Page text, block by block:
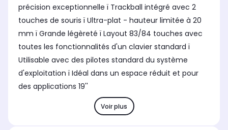
précision exceptionnelle ï Trackball intégré avec 2
touches de souris ï Ultra-plat - hauteur limitée à 20
mm ï Grande légèreté ï Layout 83/84 touches avec
toutes les fonctionnalités d'un clavier standard ï
Utilisable avec des pilotes standard du système
d'exploitation ï Idéal dans un espace réduit et pour
des applications 19''
Voir plus